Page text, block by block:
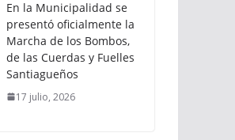
En la Municipalidad se
presentó oficialmente la
Marcha de los Bombos,
de las Cuerdas y Fuelles
Santiagueños
17 julio, 2026